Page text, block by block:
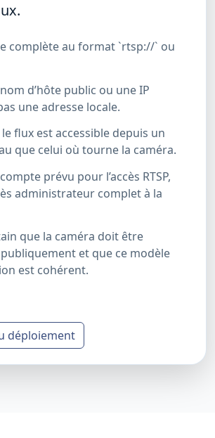
complète au format `rtsp://` ou
nom d’hôte public ou une IP
une adresse locale.
le flux est accessible depuis un
que celui où tourne la caméra.
prévu pour l’accès RTSP,
administrateur complet à la
que la caméra doit être
et que ce modèle
est cohérent.
déploiement